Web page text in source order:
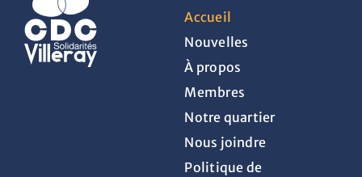
Accueil
Nouvelles
À propos
Membres
Notre quartier
Nous joindre
Politique de